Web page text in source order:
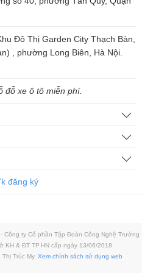
đẳng cấp khác với mức giải phải
Đô Thị Garden City Thạch Bàn,
, phường Long Biên, Hà Nội.
đỗ xe ô tô miễn phí.
đăng ký
Công ty Cổ phần Tập Đoàn Công Nghệ Trường
KH & ĐT TP.HN cấp ngày 13/06/2018.
Trúc My. Xem chính sách sử dụng web